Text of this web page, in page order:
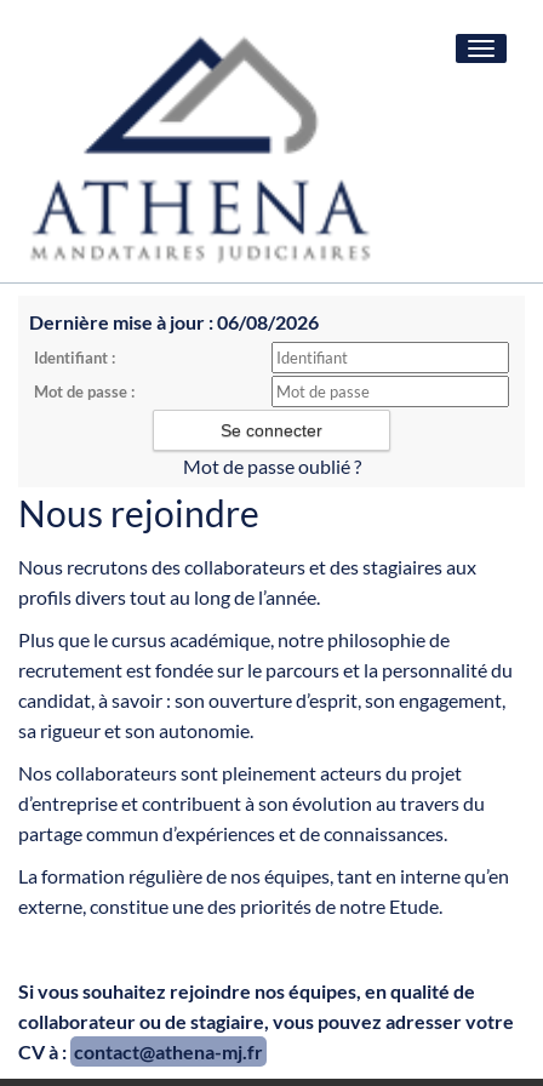
Toggle
Dernière mise à jour : 06/08/2026
Identifiant :
Mot de passe :
Mot de passe oublié ?
Nous rejoindre
Nous recrutons des collaborateurs et des stagiaires aux
profils divers tout au long de l’année.
Plus que le cursus académique, notre philosophie de
recrutement est fondée sur le parcours et la personnalité du
candidat, à savoir : son ouverture d’esprit, son engagement,
sa rigueur et son autonomie.
Nos collaborateurs sont pleinement acteurs du projet
d’entreprise et contribuent à son évolution au travers du
partage commun d’expériences et de connaissances.
La formation régulière de nos équipes, tant en interne qu’en
externe, constitue une des priorités de notre Etude.
Si vous souhaitez rejoindre nos équipes, en qualité de
collaborateur ou de stagiaire, vous pouvez adresser votre
CV à : contact@athena-mj.fr